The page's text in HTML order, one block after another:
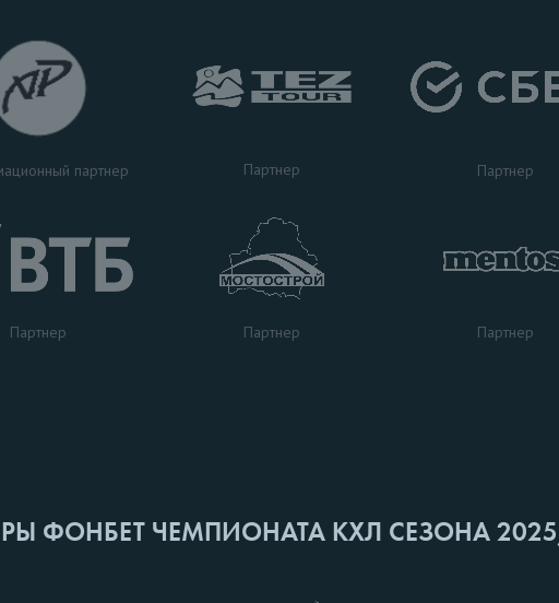
партнер Партнер Партнер
Партнер Партнер Партнер
ФОНБЕТ ЧЕМПИОНАТА КХЛ СЕЗОНА